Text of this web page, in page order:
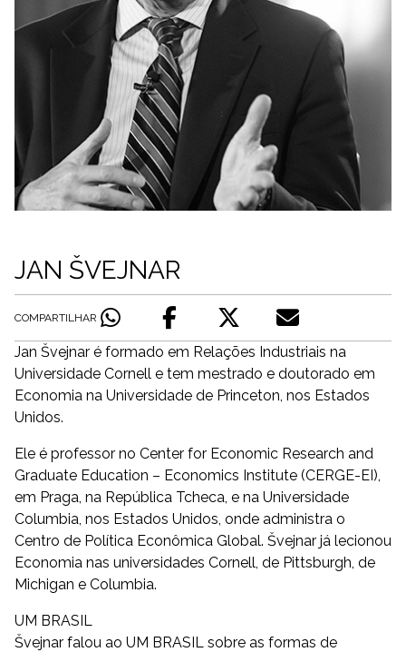
JAN ŠVEJNAR
COMPARTILHAR
Jan Švejnar é formado em Relações Industriais na
Universidade Cornell e tem mestrado e doutorado em
Economia na Universidade de Princeton, nos Estados
Unidos.
Ele é professor no Center for Economic Research and
Graduate Education – Economics Institute (CERGE-EI),
em Praga, na República Tcheca, e na Universidade
Columbia, nos Estados Unidos, onde administra o
Centro de Política Econômica Global. Švejnar já lecionou
Economia nas universidades Cornell, de Pittsburgh, de
Michigan e Columbia.
UM BRASIL
Švejnar falou ao UM BRASIL sobre as formas de